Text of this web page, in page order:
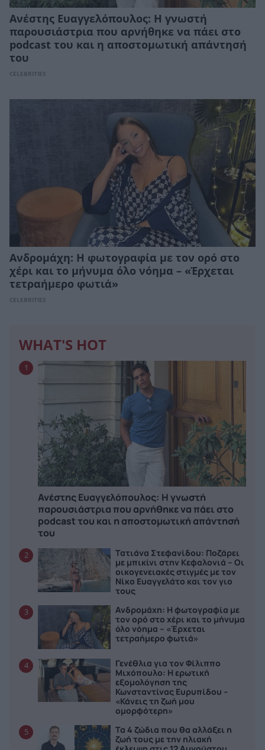
Ανέστης Ευαγγελόπουλος: Η γνωστή
παρουσιάστρια που αρνήθηκε να πάει στο
podcast του και η αποστομωτική απάντησή
του
CELEBRITIES
Ανδρομάχη: Η φωτογραφία με τον ορό στο
χέρι και το μήνυμα όλο νόημα – «Έρχεται
τετραήμερο φωτιά»
CELEBRITIES
WHAT'S HOT
1
Ανέστης Ευαγγελόπουλος: Η γνωστή
παρουσιάστρια που αρνήθηκε να πάει στο
podcast του και η αποστομωτική απάντησή
του
2
Τατιάνα Στεφανίδου: Ποζάρει
με μπικίνι στην Κεφαλονιά – Οι
οικογενειακές στιγμές με τον
Νίκο Ευαγγελάτο και τον γιο
τους
3
Ανδρομάχη: Η φωτογραφία με
τον ορό στο χέρι και το μήνυμα
όλο νόημα – «Έρχεται
τετραήμερο φωτιά»
4
Γενέθλια για τον Φίλιππο
Μιχόπουλο: Η ερωτική
εξομολόγηση της
Κωνσταντίνας Ευρυπίδου –
«Κάνεις τη ζωή μου
ομορφότερη»
5
Τα 4 ζώδια που θα αλλάξει η
ζωή τους με την ηλιακή